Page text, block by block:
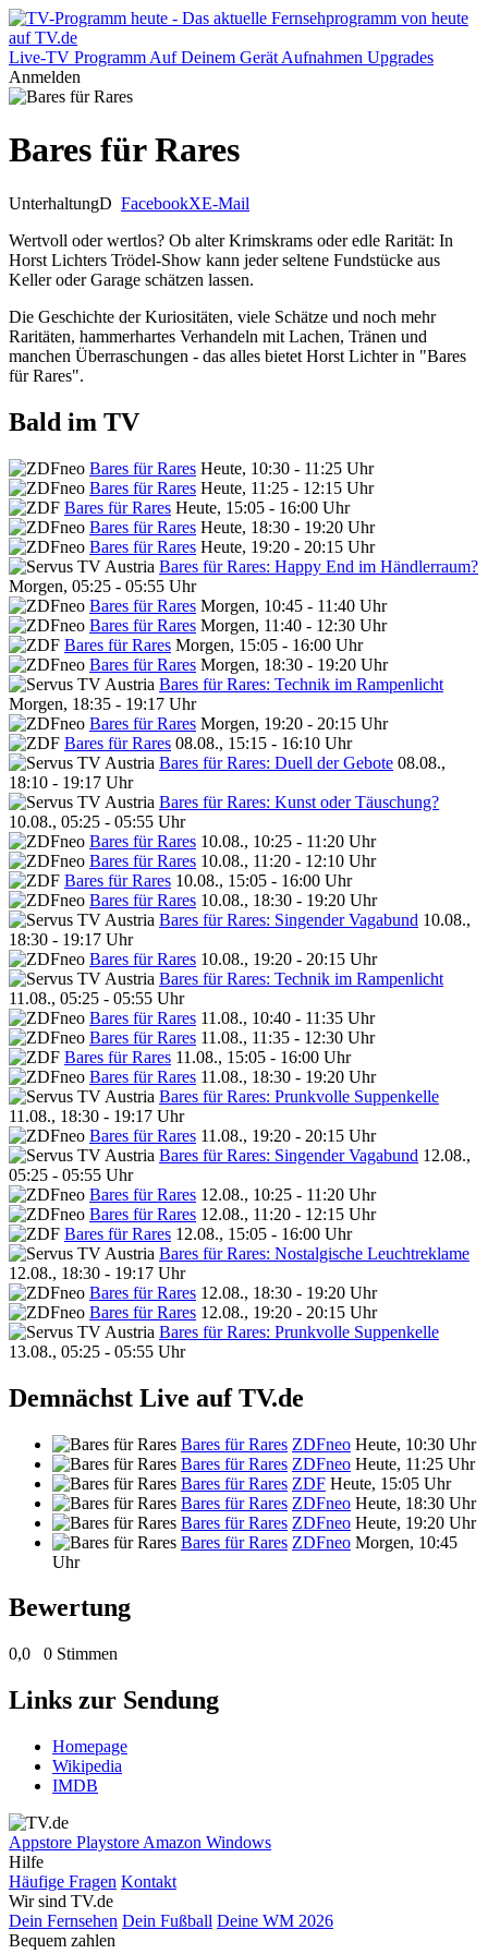
Live-TV Programm Auf Deinem Gerät Aufnahmen Upgrades
Anmelden
Bares für Rares
UnterhaltungD FacebookXE-Mail
Wertvoll oder wertlos? Ob alter Krimskrams oder edle Rarität: In
Horst Lichters Trödel-Show kann jeder seltene Fundstücke aus
Keller oder Garage schätzen lassen.
Die Geschichte der Kuriositäten, viele Schätze und noch mehr
Raritäten, hammerhartes Verhandeln mit Lachen, Tränen und
manchen Überraschungen - das alles bietet Horst Lichter in "Bares
für Rares".
Bald im TV
Bares für Rares Heute, 10:30 - 11:25 Uhr
Bares für Rares Heute, 11:25 - 12:15 Uhr
Bares für Rares Heute, 15:05 - 16:00 Uhr
Bares für Rares Heute, 18:30 - 19:20 Uhr
Bares für Rares Heute, 19:20 - 20:15 Uhr
Bares für Rares: Happy End im Händlerraum?
Morgen, 05:25 - 05:55 Uhr
Bares für Rares Morgen, 10:45 - 11:40 Uhr
Bares für Rares Morgen, 11:40 - 12:30 Uhr
Bares für Rares Morgen, 15:05 - 16:00 Uhr
Bares für Rares Morgen, 18:30 - 19:20 Uhr
Bares für Rares: Technik im Rampenlicht
Morgen, 18:35 - 19:17 Uhr
Bares für Rares Morgen, 19:20 - 20:15 Uhr
Bares für Rares 08.08., 15:15 - 16:10 Uhr
Bares für Rares: Duell der Gebote 08.08.,
18:10 - 19:17 Uhr
Bares für Rares: Kunst oder Täuschung?
10.08., 05:25 - 05:55 Uhr
Bares für Rares 10.08., 10:25 - 11:20 Uhr
Bares für Rares 10.08., 11:20 - 12:10 Uhr
Bares für Rares 10.08., 15:05 - 16:00 Uhr
Bares für Rares 10.08., 18:30 - 19:20 Uhr
Bares für Rares: Singender Vagabund 10.08.,
18:30 - 19:17 Uhr
Bares für Rares 10.08., 19:20 - 20:15 Uhr
Bares für Rares: Technik im Rampenlicht
11.08., 05:25 - 05:55 Uhr
Bares für Rares 11.08., 10:40 - 11:35 Uhr
Bares für Rares 11.08., 11:35 - 12:30 Uhr
Bares für Rares 11.08., 15:05 - 16:00 Uhr
Bares für Rares 11.08., 18:30 - 19:20 Uhr
Bares für Rares: Prunkvolle Suppenkelle
11.08., 18:30 - 19:17 Uhr
Bares für Rares 11.08., 19:20 - 20:15 Uhr
Bares für Rares: Singender Vagabund 12.08.,
05:25 - 05:55 Uhr
Bares für Rares 12.08., 10:25 - 11:20 Uhr
Bares für Rares 12.08., 11:20 - 12:15 Uhr
Bares für Rares 12.08., 15:05 - 16:00 Uhr
Bares für Rares: Nostalgische Leuchtreklame
12.08., 18:30 - 19:17 Uhr
Bares für Rares 12.08., 18:30 - 19:20 Uhr
Bares für Rares 12.08., 19:20 - 20:15 Uhr
Bares für Rares: Prunkvolle Suppenkelle
13.08., 05:25 - 05:55 Uhr
Demnächst Live auf TV.de
Bares für Rares ZDFneo Heute, 10:30 Uhr
Bares für Rares ZDFneo Heute, 11:25 Uhr
Bares für Rares ZDF Heute, 15:05 Uhr
Bares für Rares ZDFneo Heute, 18:30 Uhr
Bares für Rares ZDFneo Heute, 19:20 Uhr
Bares für Rares ZDFneo Morgen, 10:45
Uhr
Bewertung
0,0 0 Stimmen
Links zur Sendung
Homepage
Wikipedia
IMDB
Appstore Playstore Amazon Windows
Hilfe
Häufige Fragen Kontakt
Wir sind TV.de
Dein Fernsehen Dein Fußball Deine WM 2026
Bequem zahlen